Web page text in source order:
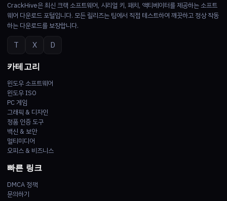
CrackHive은 최신 크랙 소프트웨어, 시리얼 키, 패치, 액티베이터를 제공하는 소프트
웨어 다운로드 포털입니다. 모든 릴리즈는 팀에서 직접 테스트하여 깨끗하고 정상 작동
하는 다운로드를 보장합니다.
T X D
카테고리
윈도우 소프트웨어
윈도우 ISO
PC 게임
그래픽 & 디자인
정품 인증 도구
백신 & 보안
멀티미디어
오피스 & 비즈니스
빠른 링크
DMCA 정책
문의하기